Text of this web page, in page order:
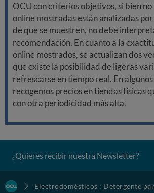
OCU con criterios objetivos, si bien
online mostradas están analizadas
de que se muestren, no debe
recomendación. En cuanto a la
online mostrados, se actualizan dos
que existe la posibilidad de ligeras
refrescarse en tiempo real. En
recogemos precios en tiendas físicas
con otra periodicidad más alta.
¿Quieres recibir nuestra Newsletter?
Electrodomésticos : Detergente